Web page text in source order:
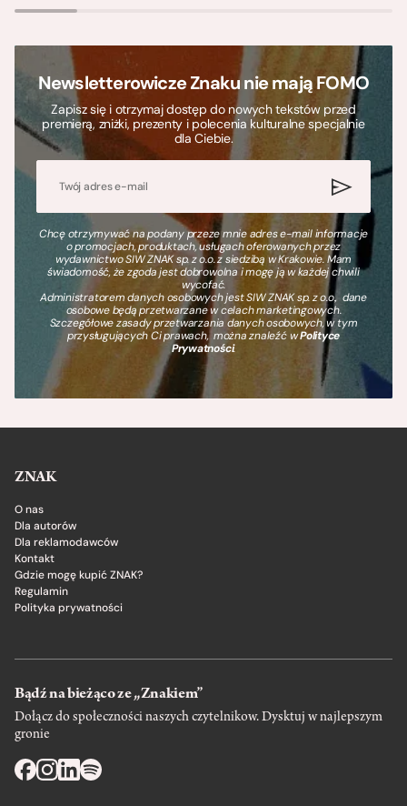
Newsletterowicze Znaku nie mają FOMO
Zapisz się i otrzymaj dostęp do nowych tekstów przed
premierą, zniżki, prezenty i polecenia kulturalne specjalnie
dla Ciebie.
Chcę otrzymywać na podany przeze mnie adres e-mail informacje
o promocjach, produktach, usługach oferowanych przez
wydawnictwo SIW ZNAK sp. z o.o. z siedzibą w Krakowie. Mam
świadomość, że zgoda jest dobrowolna i mogę ją w każdej chwili
wycofać.
Administratorem danych osobowych jest SIW ZNAK sp. z o.o., dane
osobowe będą przetwarzane w celach marketingowych.
Szczegółowe zasady przetwarzania danych osobowych, w tym
przysługujących Ci prawach, można znaleźć wPolityce
Prywatności.
ZNAK
O nas
Dla autorów
Dla reklamodawców
Kontakt
Gdzie mogę kupić ZNAK?
Regulamin
Polityka prywatności
Bądź na bieżąco ze „Znakiem”
Dołącz do społeczności naszych czytelnikow. Dysktuj w najlepszym
gronie